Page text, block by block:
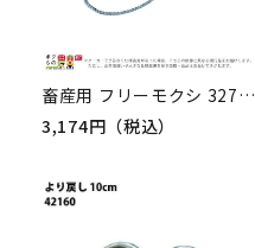
畜産用 フリーモクシ 32740 畜産 酪農 牧畜 産業動物 牛 豚 養豚 家畜 畜産用品
3,174円（税込）